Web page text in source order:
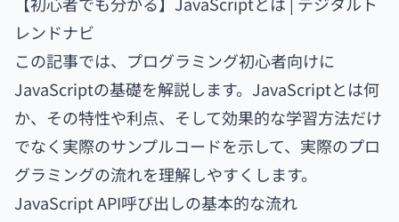
レンドナビ
この記事では、プログラミング初心者向けに
JavaScriptの基礎を解説します。JavaScriptとは何
か、その特性や利点、そして効果的な学習方法だけ
でなく実際のサンプルコードを示して、実際のプロ
グラミングの流れを理解しやすくします。
JavaScript API呼び出しの基本的な流れ